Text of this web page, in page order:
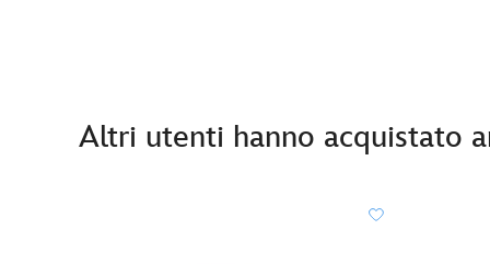
Altri utenti hanno acquistato